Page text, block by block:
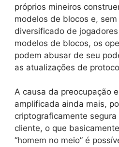
próprios mineiros
modelos de blocos e,
diversificado de
modelos de blocos, os
podem abusar de seu
as atualizações de
A causa da preocupação
amplificada ainda mais,
criptograficamente
cliente, o que
“homem no meio” é